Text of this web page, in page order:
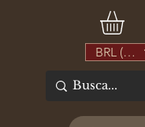
BRL (R$)